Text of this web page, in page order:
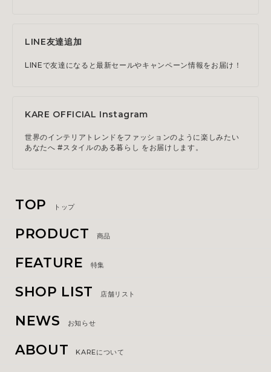
LINE友達追加
LINEで友達になると最新セールやキャンペーン情報をお届け！
KARE OFFICIAL Instagram
世界のインテリアトレンドをファッションのように楽しみたい
あなたへ #スタイルのある暮らし をお届けします。
TOP トップ
PRODUCT 商品
FEATURE 特集
SHOP LIST 店舗リスト
NEWS お知らせ
ABOUT KAREについて